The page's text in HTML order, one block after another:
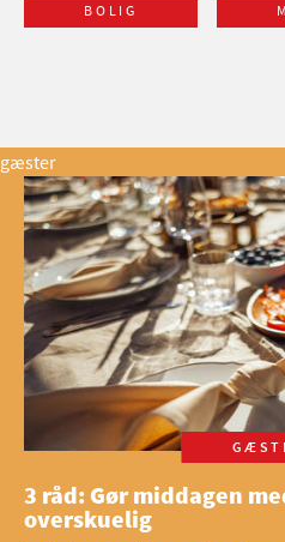
BOLIG
gæster
3 råd: Gør middagen
overskuelig